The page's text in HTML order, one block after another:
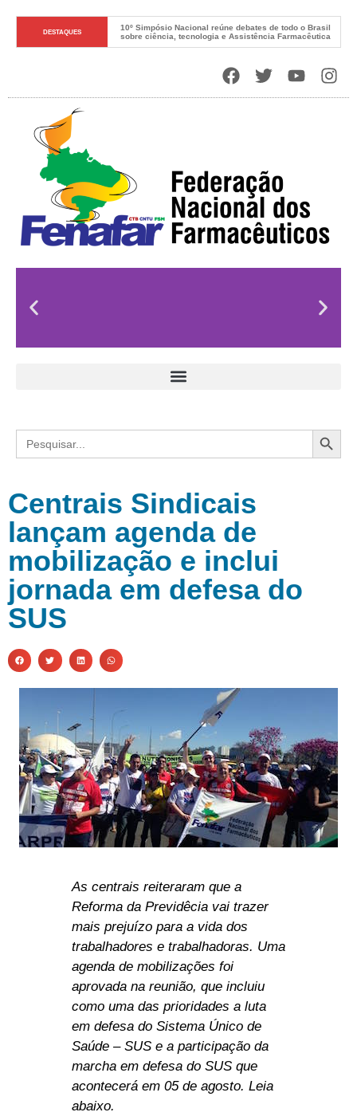
DESTAQUES
10º Simpósio Nacional reúne debates de todo o Brasil
sobre ciência, tecnologia e Assistência Farmacêutica
Search
for:
Centrais Sindicais
lançam agenda de
mobilização e inclui
jornada em defesa do
SUS
As centrais reiteraram que a
Reforma da Previdêcia vai trazer
mais prejuízo para a vida dos
trabalhadores e trabalhadoras. Uma
agenda de mobilizações foi
aprovada na reunião, que incluiu
como uma das prioridades a luta
em defesa do Sistema Único de
Saúde – SUS e a participação da
marcha em defesa do SUS que
acontecerá em 05 de agosto. Leia
abaixo.